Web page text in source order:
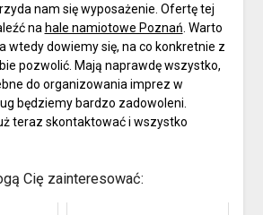
nam się wyposażenie. Ofertę tej
na hale namiotowe Poznań . Warto
wtedy dowiemy się, na co konkretnie z
pozwolić. Mają naprawdę wszystko,
do organizowania imprez w
będziemy bardzo zadowoleni.
teraz skontaktować i wszystko
Cię zainteresować: